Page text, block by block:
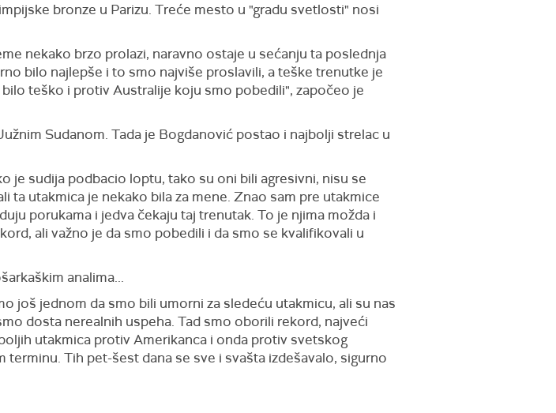
bronze u Parizu. Treće mesto u "gradu svetlosti" nosi
nekako brzo prolazi, naravno ostaje u sećanju ta poslednja
bilo najlepše i to smo najviše proslavili, a teške trenutke je
teško i protiv Australije koju smo pobedili", započeo je
Sudanom. Tada je Bogdanović postao i najbolji strelac u
je sudija podbacio loptu, tako su oni bili agresivni, nisu se
ta utakmica je nekako bila za mene. Znao sam pre utakmice
porukama i jedva čekaju taj trenutak. To je njima možda i
ali važno je da smo pobedili i da smo se kvalifikovali u
analima...
još jednom da smo bili umorni za sledeću utakmicu, ali su nas
dosta nerealnih uspeha. Tad smo oborili rekord, najveći
utakmica protiv Amerikanca i onda protiv svetskog
Tih pet-šest dana se sve i svašta izdešavalo, sigurno